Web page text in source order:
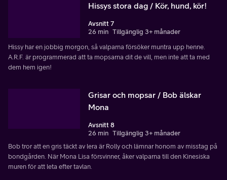
Hissys stora dag / Kör, hund, kör!
Avsnitt 7
26 min Tillgänglig 3+ månader
Hissy har en jobbig morgon, så valparna försöker muntra upp henne.
A.R.F. är programmerad att ta mopsarna dit de vill, men inte att ta med
dem hem igen!
Grisar och mopsar / Bob älskar
Mona
Avsnitt 8
26 min Tillgänglig 3+ månader
Bob tror att en gris täckt av lera är Rolly och lämnar honom av misstag på
bondgården. När Mona Lisa försvinner, åker valparna till den Kinesiska
muren för att leta efter tavlan.